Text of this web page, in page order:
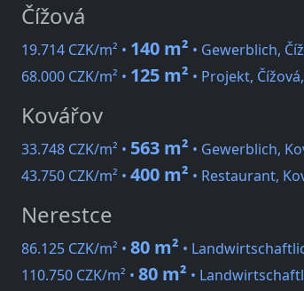
Čížová
19.714 CZK/m² • 140 m² • Gewerblich,
68.000 CZK/m² • 125 m² • Projekt,
Kovářov
33.748 CZK/m² • 563 m² • Gewerblich,
43.750 CZK/m² • 400 m² • Restaurant,
Nerestce
86.125 CZK/m² • 80 m² •
110.750 CZK/m² • 80 m² •